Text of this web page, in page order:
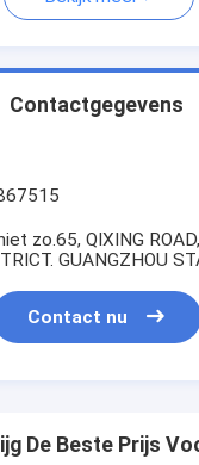
Contactgegevens
zo.65, QIXING
GUANGZHOU
Contact nu
De Beste Prijs